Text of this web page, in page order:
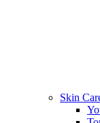
Skin